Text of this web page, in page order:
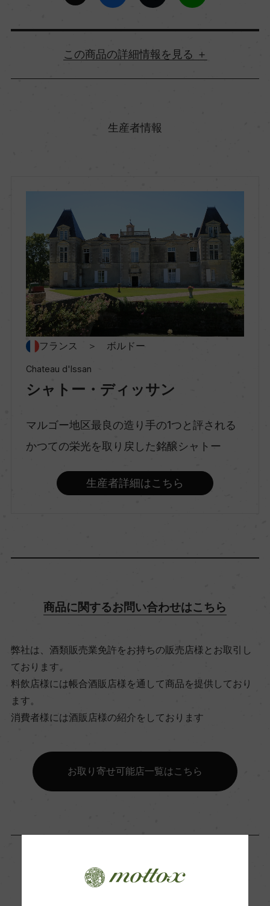
詳細情報
オー・メドック
村名
種類
スティルワイン
フルボディ
カベルネ・ソーヴィニヨン 63%/メルロー 37%
ビオ情報・認証機関
ー
有機JAS認証
コンクール入賞歴
海外ワイン専門誌評価歴
生産者情報
フランス ＞ ボルドー
Chateau d'Issan
シャトー・ディッサン
マルゴー地区最良の造り手の1つと評される
かつての栄光を取り戻した銘醸シャトー
生産者詳細はこちら
商品に関するお問い合わせはこちら
弊社は、酒類販売業免許をお持ちの販売店様とお取引し
ております。
料飲店様には帳合酒販店様を通して商品を提供しており
ます。
消費者様には酒販店様の紹介をしております
お取り寄せ可能店一覧はこちら
「生産者」が同じ商品